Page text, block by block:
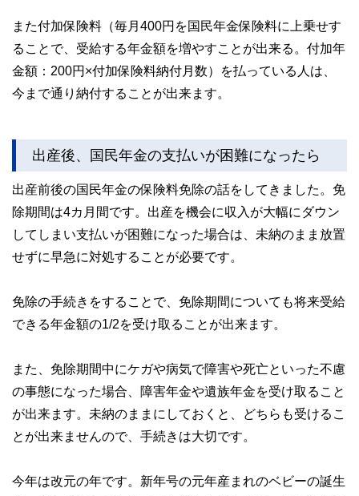
また付加保険料（毎月400円を国民年金保険料に上乗せす
ることで、受給する年金額を増やすことが出来る。付加年
金額：200円×付加保険料納付月数）を払っている人は、
今まで通り納付することが出来ます。
出産後、国民年金の支払いが困難になったら
出産前後の国民年金の保険料免除の話をしてきました。免
除期間は4カ月間です。出産を機会に収入が大幅にダウン
してしまい支払いが困難になった場合は、未納のまま放置
せずに早急に対処することが必要です。
免除の手続きをすることで、免除期間についても将来受給
できる年金額の1/2を受け取ることが出来ます。
また、免除期間中にケガや病気で障害や死亡といった不慮
の事態になった場合、障害年金や遺族年金を受け取ること
が出来ます。未納のままにしておくと、どちらも受けるこ
とが出来ませんので、手続きは大切です。
今年は改元の年です。新年号の元年産まれのベビーの誕生